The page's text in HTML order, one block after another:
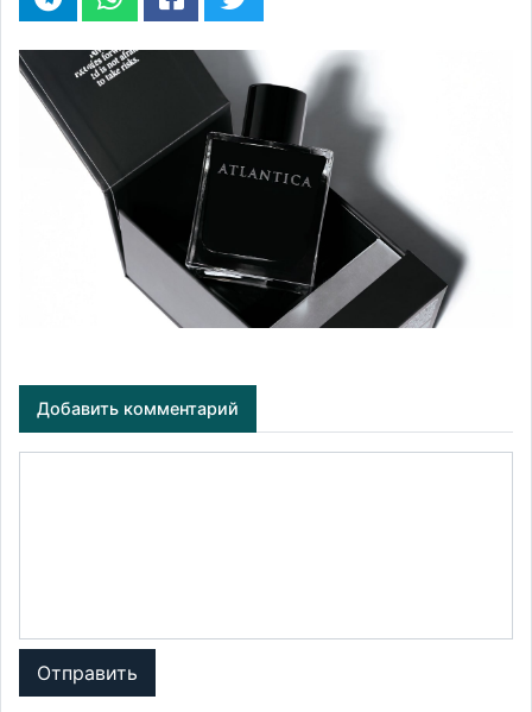
Добавить комментарий
Отправить